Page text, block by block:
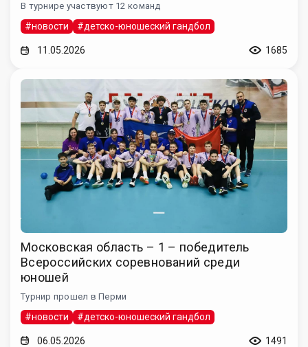
В турнире участвуют 12 команд
#новости #детско-юношеский гандбол
11.05.2026 1685
Московская область – 1 – победитель
Всероссийских соревнований среди
юношей
Турнир прошел в Перми
#новости #детско-юношеский гандбол
06.05.2026 1491